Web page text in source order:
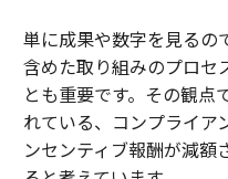
単に成果や数字を見るの
含めた取り組みのプロセ
とも重要です。その観点
れている、コンプライア
ンセンティブ報酬が減額